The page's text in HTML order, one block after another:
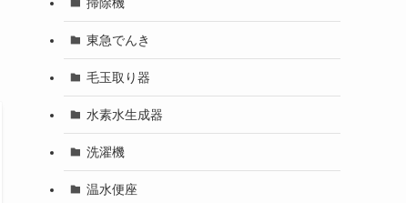
東急でんき
毛玉取り器
水素水生成器
洗濯機
温水便座